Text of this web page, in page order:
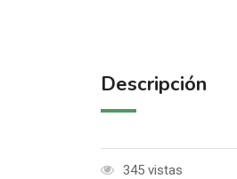
Descripción
345 vistas